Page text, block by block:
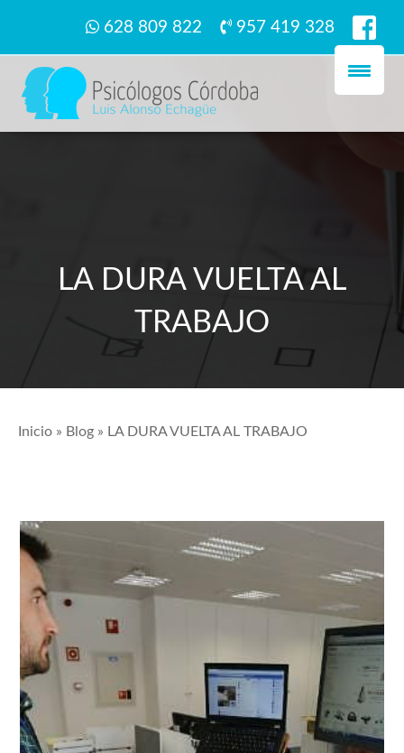
628 809 822 957 419 328
LA DURA VUELTA AL
TRABAJO
Inicio » Blog » LA DURA VUELTA AL TRABAJO